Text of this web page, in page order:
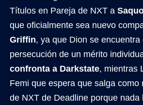
Títulos en Pareja de NXT a
que oficialmente sea nuevo
Griffin, ya que Dion se encuentra
persecución de un mérito
confronta a Darkstate, mientras
Femi que espera que salga como
de NXT de Deadline porque nada